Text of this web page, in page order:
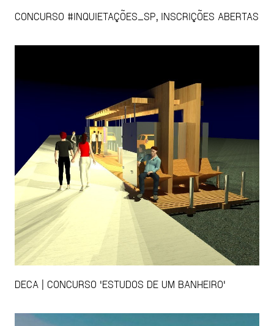
CONCURSO #INQUIETAÇÕES_SP, INSCRIÇÕES ABERTAS
DECA | CONCURSO 'ESTUDOS DE UM BANHEIRO'